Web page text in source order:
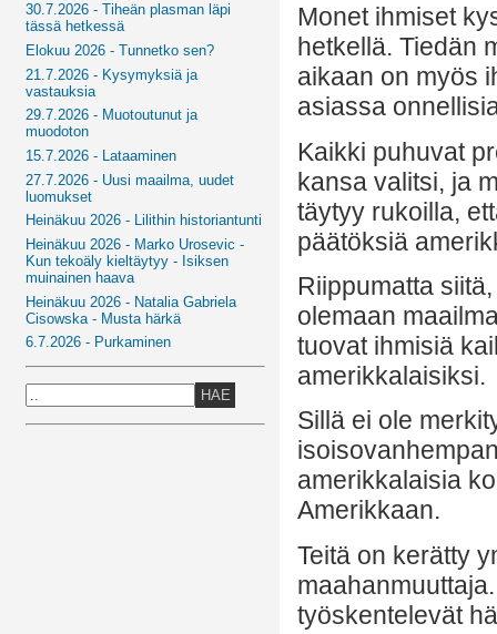
30.7.2026 - Tiheän plasman läpi
tässä hetkessä
Elokuu 2026 - Tunnetko sen?
21.7.2026 - Kysymyksiä ja
vastauksia
29.7.2026 - Muotoutunut ja
muodoton
15.7.2026 - Lataaminen
27.7.2026 - Uusi maailma, uudet
luomukset
Heinäkuu 2026 - Lilithin historiantunti
Heinäkuu 2026 - Marko Urosevic -
Kun tekoäly kieltäytyy - Isiksen
muinainen haava
Heinäkuu 2026 - Natalia Gabriela
Cisowska - Musta härkä
6.7.2026 - Purkaminen
HAE
Monet ihmiset
hetkellä. Tiedän
aikaan on myös
asiassa
Kaikki puhuvat
kansa valitsi, ja
täytyy rukoilla,
päätöksiä
Riippumatta
olemaan
tuovat ihmisiä
amerikkalaisiksi.
Sillä ei ole
amerikkalaisia
Amerikkaan.
Teitä on kerätty
työskentelevät